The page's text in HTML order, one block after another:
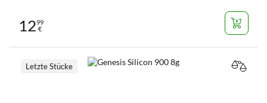
1299
€
Letzte Stücke